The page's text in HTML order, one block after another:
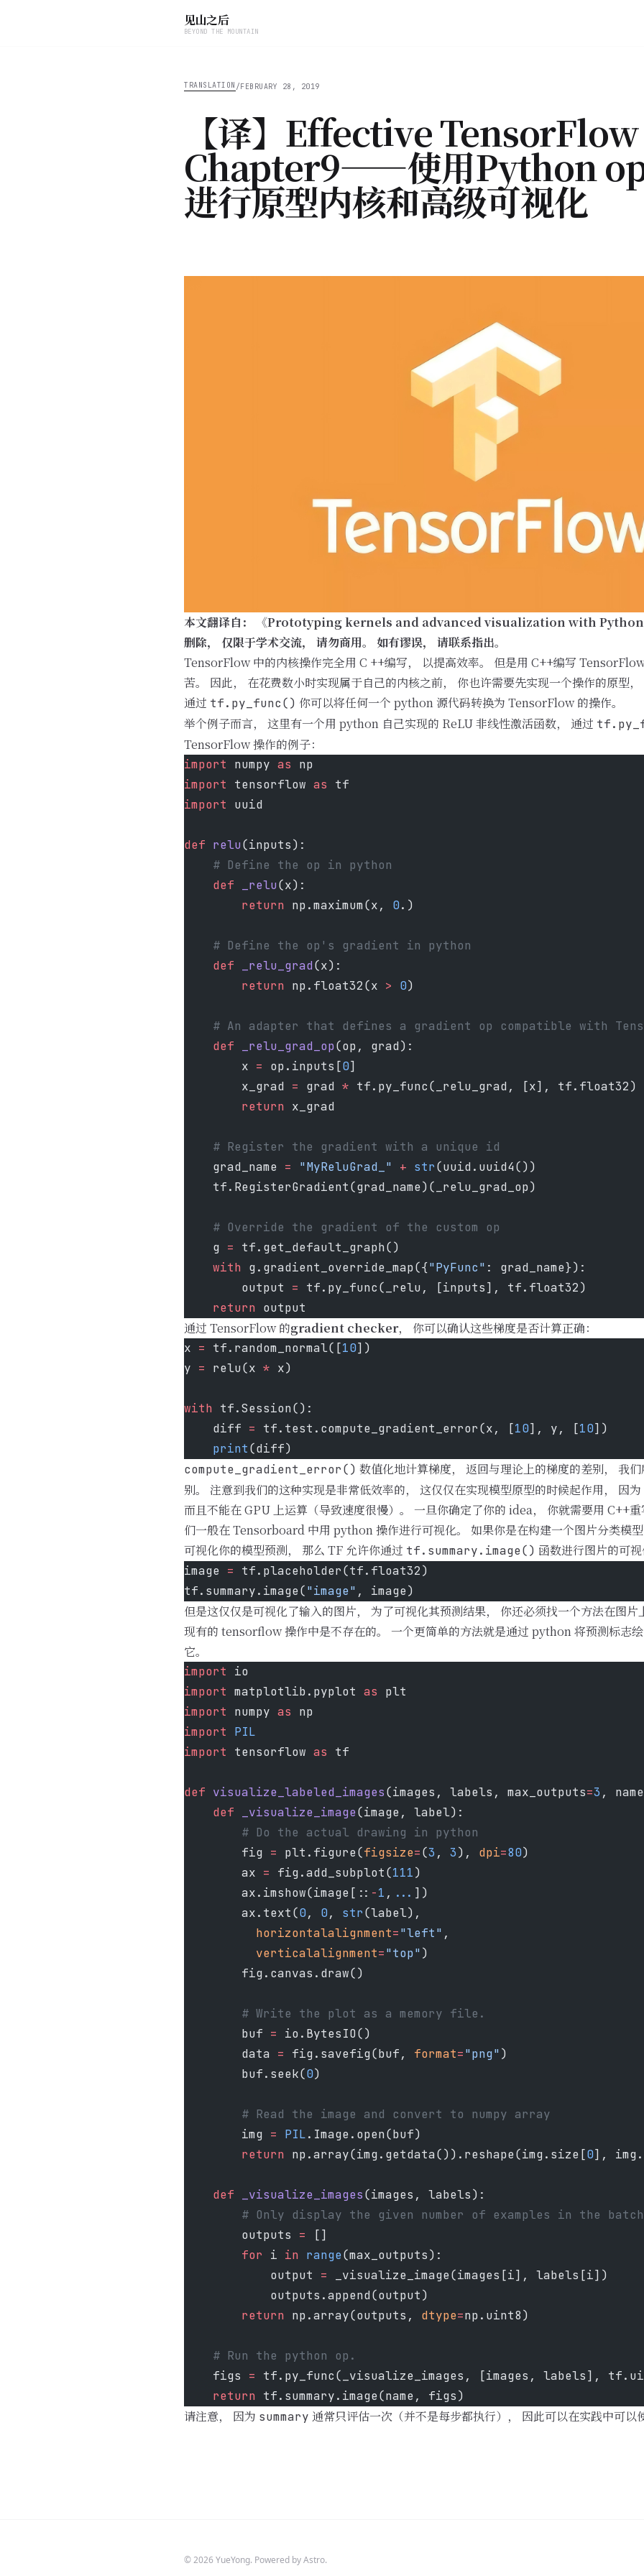
见山之后
BEYOND THE MOUNTAIN
TRANSLATION /FEBRUARY 28, 2019
【译】Effective TensorFlow
Chapter9——使用Python
进行原型内核和高级可视化
本文翻译自： 《Prototyping kernels and advanced visualization with Python
删除， 仅限于学术交流， 请勿商用。 如有谬误， 请联系指出。
TensorFlow 中的内核操作完全用 C ++编写， 以提高效率。 但是用 C++编写
苦。 因此， 在花费数小时实现属于自己的内核之前， 你也许需要先实现一个操作的原型，
通过 tf.py_func() 你可以将任何一个 python 源代码转换为 TensorFlow 的操作。
举个例子而言， 这里有一个用 python 自己实现的 ReLU 非线性激活函数， 通过
TensorFlow 操作的例子：
import numpy as np
import tensorflow as tf
import uuid
def relu(inputs):
    # Define the op in python
    def
_relu(x):
        return
np.maximum(x, 0.)
    # Define the op's gradient in python
    def
_relu_grad(x):
        return
np.float32(x > 0)
# An adapter that defines a gradient op compatible with
    def
_relu_grad_op(op, grad):
        x
= op.inputs[0]
        x_grad
= grad * tf.py_func(_relu_grad, [x], tf.float32)
        return
x_grad
    # Register the gradient with a unique id
    grad_name
= "MyReluGrad_" + str(uuid.uuid4())
    tf.RegisterGradient(grad_name)(_relu_grad_op)
    # Override the gradient of the custom op
    g
= tf.get_default_graph()
    with
g.gradient_override_map({"PyFunc" : grad_name}):
        output
= tf.py_func(_relu, [inputs], tf.float32)
    return
output
通过 TensorFlow 的gradient checker， 你可以确认这些梯度是否计算正确：
x = tf.random_normal([10])
y = relu(x * x)
with tf.Session():
    diff
= tf.test.compute_gradient_error(x, [10], y, [10])
    print
(diff)
compute_gradient_error() 数值化地计算梯度， 返回与理论上的梯度的差别， 我
别。 注意到我们的这种实现是非常低效率的， 这仅仅在实现模型原型的时候起作用， 因
而且不能在 GPU 上运算（导致速度很慢）。 一旦你确定了你的 idea， 你就需要用 C++
们一般在 Tensorboard 中用 python 操作进行可视化。 如果你是在构建一个图片分类模
可视化你的模型预测， 那么 TF 允许你通过 tf.summary.image() 函数进行图片的可视
image = tf.placeholder(tf.float32)
tf.summary.image("image" , image)
但是这仅仅是可视化了输入的图片， 为了可视化其预测结果， 你还必须找一个方法在图
现有的 tensorflow 操作中是不存在的。 一个更简单的方法就是通过 python 将预测标志
它。
import io
import matplotlib.pyplot as plt
import numpy as np
import PIL
import tensorflow as tf
def visualize_labeled_images(images, labels, max_outputs=3 , name
    def
_visualize_image(image, label):
        # Do the actual drawing in python
        fig
= plt.figure(figsize=(3 , 3), dpi=80)
        ax
= fig.add_subplot(111)
        ax.imshow(image[::
-1 , ... ])
        ax.text(
0, 0, str(label),
          horizontalalignment
="left" ,
          verticalalignment
="top")
        fig.canvas.draw()
        # Write the plot as a memory file.
        buf
= io.BytesIO()
        data
= fig.savefig(buf, format="png")
        buf.seek(
0)
        # Read the image and convert to numpy array
        img
= PIL.Image.open(buf)
        return
np.array(img.getdata()).reshape(img.size[0],
    def
_visualize_images(images, labels):
        # Only display the given number of examples in the batch
        outputs
= []
        for
i in range(max_outputs):
            output
= _visualize_image(images[i], labels[i])
            outputs.append(output)
        return
np.array(outputs, dtype=np.uint8)
    # Run the python op.
    figs
= tf.py_func(_visualize_images, [images, labels],
    return
tf.summary.image(name, figs)
请注意， 因为 summary 通常只评估一次（并不是每步都执行）， 因此可以在实践中可以
© 2026 YueYong. Powered by Astro.